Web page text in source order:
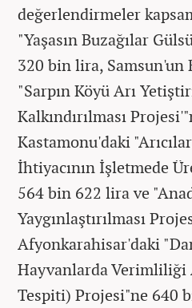
değerlendirmeler
"Yaşasın Buzağılar
320 bin lira, Samsun'un
"Sarpın Köyü Arı
Kalkındırılması
Kastamonu'daki
İhtiyacının İşletmede
564 bin 622 lira ve
Yaygınlaştırılması
Afyonkarahisar'daki
Hayvanlarda Verimliliği
Tespiti) Projesi"ne 640